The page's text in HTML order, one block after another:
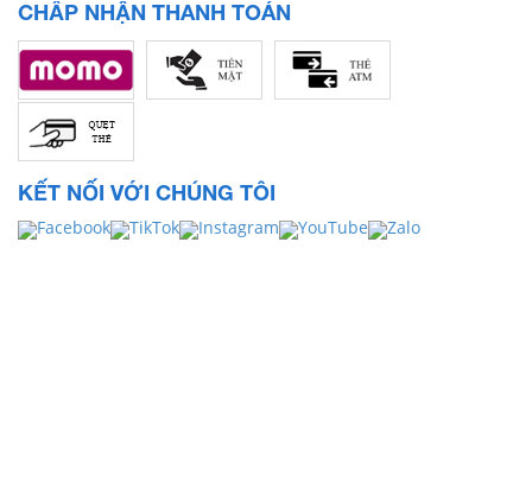
CHẤP NHẬN THANH TOÁN
KẾT NỐI VỚI CHÚNG TÔI